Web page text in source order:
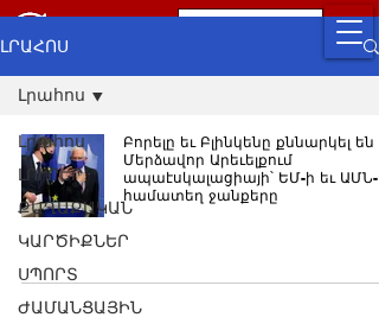
ԼՐԱՀՈՍ
Լրահոս
ԼՈՒՐԵՐ
ՔԱՂԱՔԱԿԱՆ
ԿԱՐԾԻՔՆԵՐ
ՍՊՈՐՏ
ԺԱՄԱՆՑԱՅԻՆ
Լրահոս
Բորելը եւ Բլինկենը քննարկել են
Մերձավոր Արեւելքում
ապաէսկալացիայի՝ ԵՄ-ի եւ ԱՄՆ-ի
համատեղ ջանքերը